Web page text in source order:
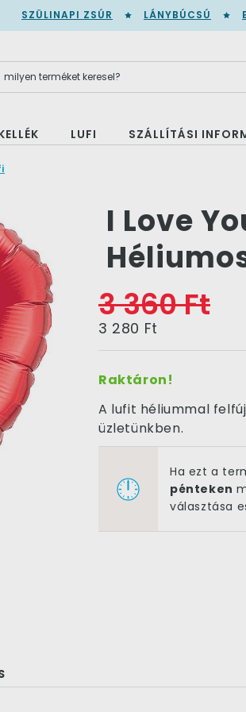
SZÜLINAPI ZSÚR LÁNYBÚCSÚ
LUFI SZÁLLÍTÁSI
I Love
3 360 Ft
3 280 Ft
Raktáron!
A lufit héliummal
üzletünkben.
Ha ezt a
pénteken
választása